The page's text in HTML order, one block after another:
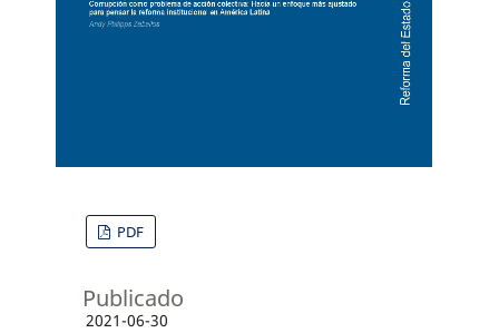
PDF
Publicado
2021-06-30